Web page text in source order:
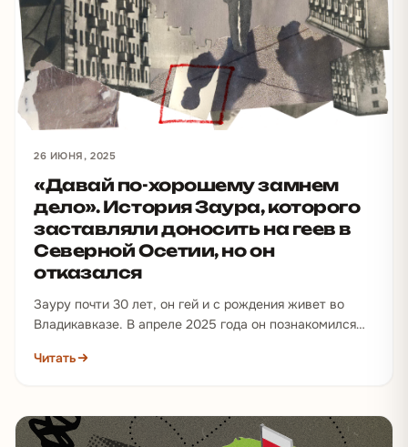
26 ИЮНЯ, 2025
«Давай по-хорошему замнем
дело». История Заура, которого
заставляли доносить на геев в
Северной Осетии, но он
отказался
Зауру почти 30 лет, он гей и с рождения живет во
Владикавказе. В апреле 2025 года он познакомился…
Читать